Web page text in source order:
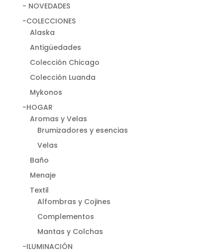
- NOVEDADES
-COLECCIONES
Alaska
Antigüedades
Colección Chicago
Colección Luanda
Mykonos
-HOGAR
Aromas y Velas
Brumizadores y esencias
Velas
Baño
Menaje
Textil
Alfombras y Cojines
Complementos
Mantas y Colchas
-ILUMINACIÓN